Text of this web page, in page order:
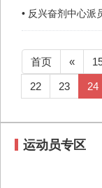
• 反兴奋剂中心派
首页 «
22 23 24
运动员专区